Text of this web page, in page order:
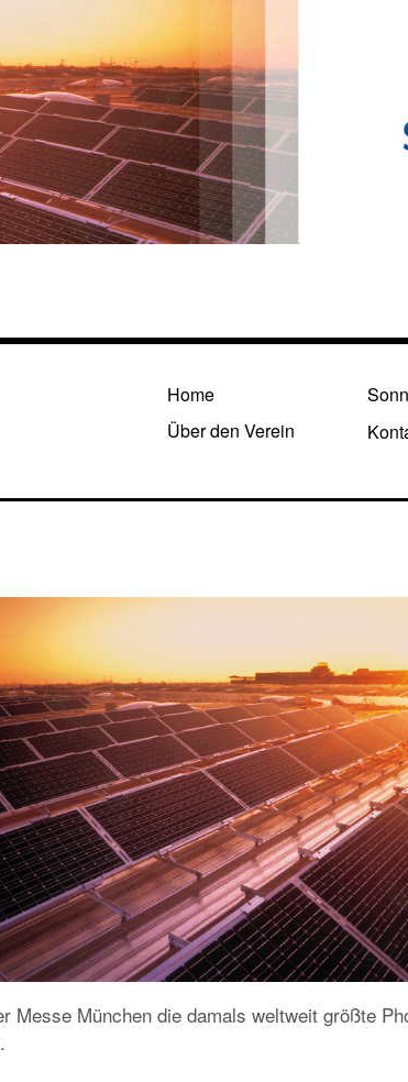
Home
Über den Verein
Messe München die damals weltweit größte